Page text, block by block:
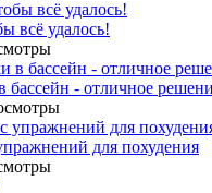
всё удалось!
бассейн - отличное
для похудения